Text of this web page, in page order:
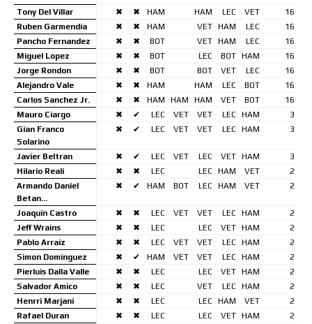
Tony Del Villar ✖ ✖ HAM HAM LEC VET
16
Ruben Garmendia
✖ ✖ HAM VET HAM LEC
16
Pancho Fernandez
✖ ✖ BOT VET HAM LEC
16
Miguel Lopez
✖ ✖ BOT LEC BOT HAM
16
Jorge Rondon
✖ ✖ BOT BOT VET LEC
16
Alejandro Vale
✖ ✖ HAM HAM LEC BOT
16
Carlos Sanchez Jr.
✖ ✖ HAM HAM HAM VET BOT
16
Mauro Ciargo
✖ ✔ LEC VET VET LEC HAM
3
Gian Franco
Solarino
✖ ✔ LEC VET VET LEC HAM 3
Javier Beltran ✖ ✔ LEC VET LEC VET HAM
3
Hilario Reali
✖ ✖ LEC LEC HAM VET
2
Armando Daniel
Betan…
✖ ✔ HAM BOT LEC HAM VET 2
Joaquin Castro ✖ ✖ LEC VET VET LEC HAM
2
Jeff Wrains
✖ ✖ LEC LEC VET HAM
2
Pablo Arraiz
✖ ✖ LEC VET VET LEC HAM
2
Simon Dominguez
✖ ✔ HAM VET VET LEC HAM
2
Pierluis Dalla Valle
✖ ✖ LEC LEC VET HAM
2
Salvador Amico
✖ ✖ LEC VET LEC HAM
2
Henrri Marjani
✖ ✖ LEC LEC HAM VET
2
Rafael Duran
✖ ✖ LEC LEC VET HAM
2